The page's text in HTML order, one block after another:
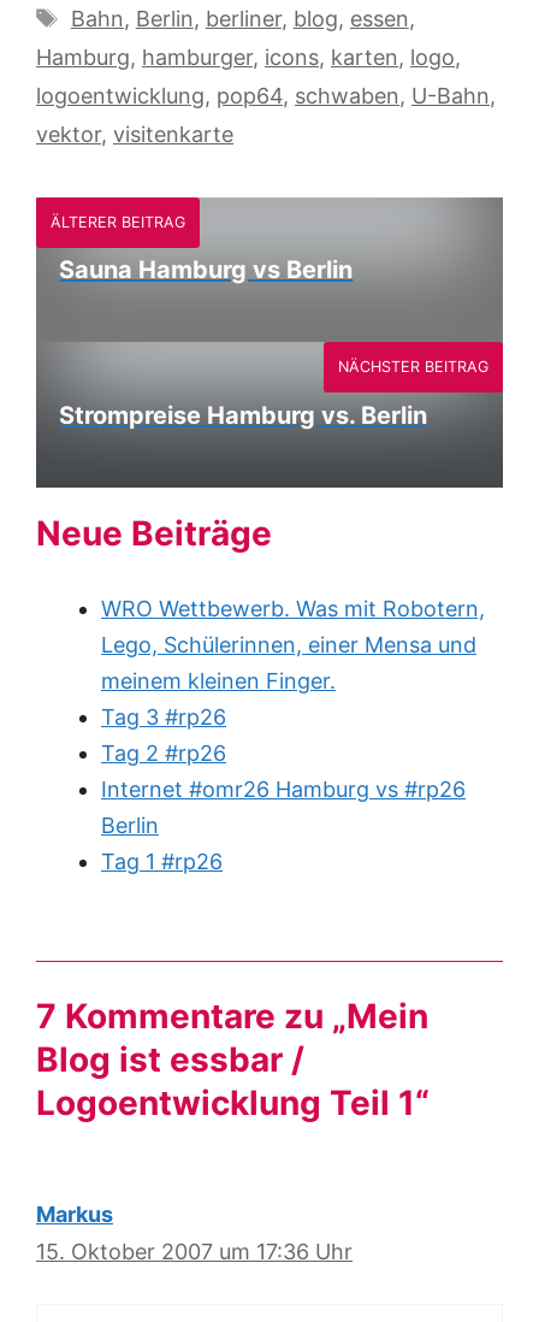
Schlagwörter
Bahn, Berlin, berliner, blog, essen,
Hamburg, hamburger, icons, karten, logo,
logoentwicklung, pop64, schwaben, U-Bahn,
vektor, visitenkarte
ÄLTERER BEITRAG
Sauna Hamburg vs Berlin
Strompreise Hamburg vs. Berlin
NÄCHSTER BEITRAG
Neue Beiträge
WRO Wettbewerb. Was mit Robotern,
Lego, Schülerinnen, einer Mensa und
meinem kleinen Finger.
Tag 3 #rp26
Tag 2 #rp26
Internet #omr26 Hamburg vs #rp26
Berlin
Tag 1 #rp26
7 Kommentare zu „Mein
Blog ist essbar /
Logoentwicklung Teil 1“
Markus
15. Oktober 2007 um 17:36 Uhr